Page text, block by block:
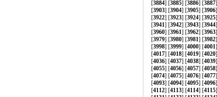
[3884] [3885] [3886] [3887
[3903] [3904] [3905] [3906
[3922] [3923] [3924] [3925
[3941] [3942] [3943] [3944
[3960] [3961] [3962] [3963
[3979] [3980] [3981] [3982
[3998] [3999] [4000] [4001
[4017] [4018] [4019] [4020
[4036] [4037] [4038] [4039
[4055] [4056] [4057] [4058
[4074] [4075] [4076] [4077
[4093] [4094] [4095] [4096
[4112] [4113] [4114] [4115